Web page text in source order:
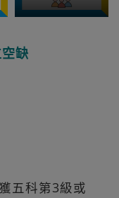
缺
五科第3級或